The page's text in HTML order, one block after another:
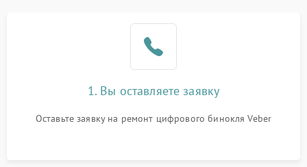
1. Вы оставляете заявку
Оставьте заявку на ремонт цифрового бинокля Veber